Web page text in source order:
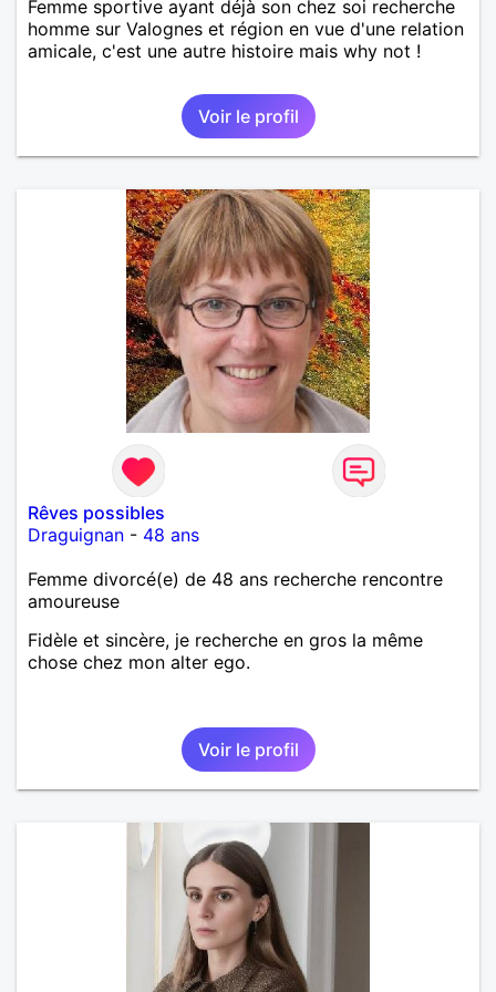
Femme sportive ayant déjà son chez soi recherche
homme sur Valognes et région en vue d'une relation
amicale, c'est une autre histoire mais why not !
Voir le profil
Rêves possibles
Draguignan - 48 ans
Femme divorcé(e) de 48 ans recherche rencontre
amoureuse
Fidèle et sincère, je recherche en gros la même
chose chez mon alter ego.
Voir le profil